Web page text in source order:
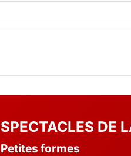
SPECTACLES DE
Petites formes